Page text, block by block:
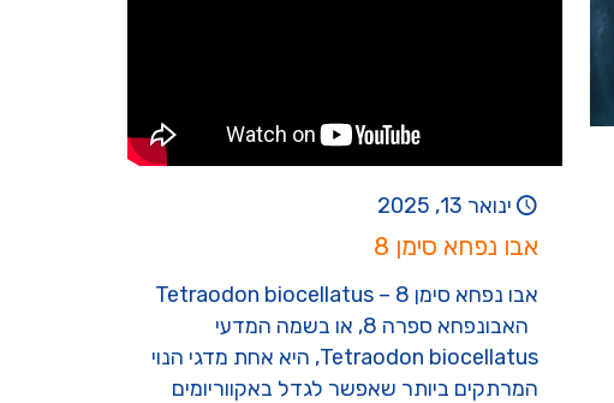
ינואר 13, 2025
אבו נפחא סימן 8
אבו נפחא סימן 8 – Tetraodon biocellatus
האבונפחא ספרה 8, או בשמה המדעי
Tetraodon biocellatus, היא אחת מדגי הנוי
המרתקים ביותר שאפשר לגדל באקווריומים